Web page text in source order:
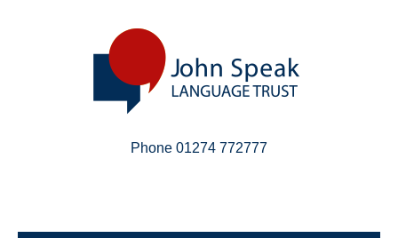
Phone 01274 772777